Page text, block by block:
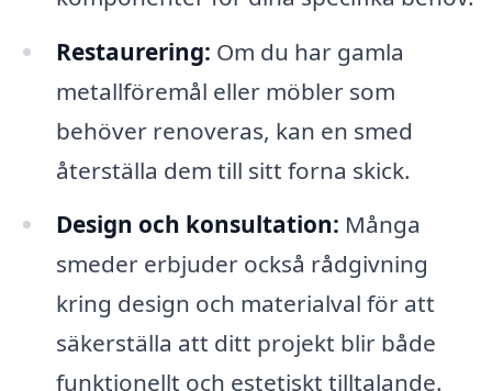
Restaurering: Om du har gamla
metallföremål eller möbler som
behöver renoveras, kan en smed
återställa dem till sitt forna skick.
Design och konsultation: Många
smeder erbjuder också rådgivning
kring design och materialval för att
säkerställa att ditt projekt blir både
funktionellt och estetiskt tilltalande.